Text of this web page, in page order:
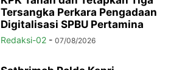
Tersangka Perkara Pengadaan
Digitalisasi SPBU Pertamina
Redaksi-02 - 07/08/2026